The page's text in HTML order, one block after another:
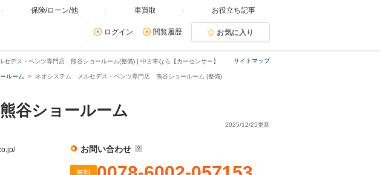
保険/ローン/他 車買取 お役立ち記事
ログイン 閲覧履歴 お気に入り
サイトマップ
デス・ベンツ専門店 熊谷ショールーム(整備) | 中古車なら【カーセンサー】
ルーム ネオシステム メルセデス・ベンツ専門店 熊谷ショールーム (整備)
谷ショールーム
2025/12/25更新
お問い合わせ
無料